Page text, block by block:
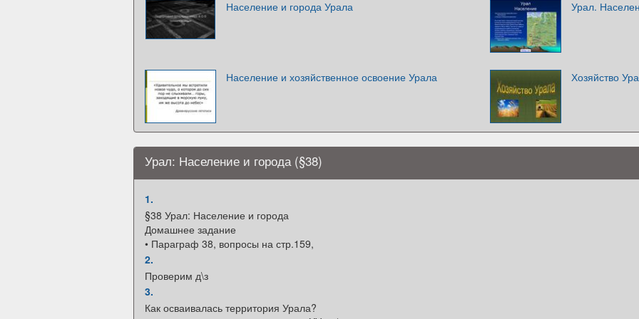
Население и города Урала Урал.
Население и хозяйственное освоение Урала Хозяйство
Урал: Население и города (§38)
1.
§38 Урал: Население и города
Домашнее задание
• Параграф 38, вопросы на стр.159,
2.
Проверим д\з
3.
Как осваивалась территория Урала?